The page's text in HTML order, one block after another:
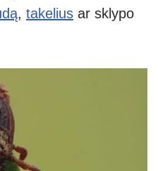
, takelius ar sklypo